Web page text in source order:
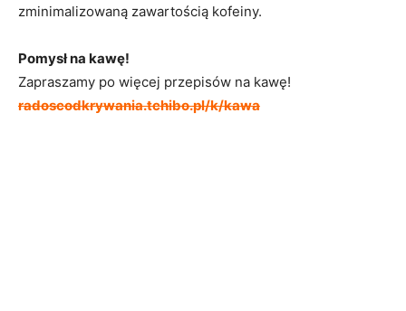
zminimalizowaną zawartością kofeiny.
Pomysł na kawę!
Zapraszamy po więcej przepisów na kawę!
radoscodkrywania.tchibo.pl/k/kawa